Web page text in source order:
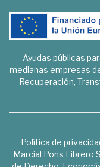
Ayudas públicas
medianas empresas
Recuperación,
Política de
Marcial Pons Librero